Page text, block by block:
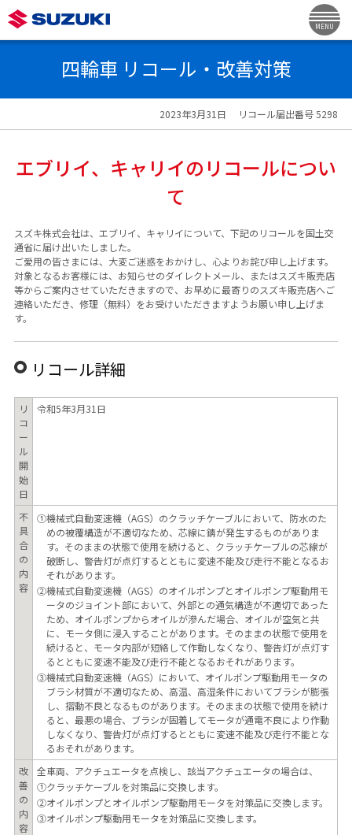
MENU
四輪車 リコール・改善対策
2023年3月31日 リコール届出番号 5298
エブリイ、キャリイのリコールについ
て
スズキ株式会社は、エブリイ、キャリイについて、下記のリコールを国土交
通省に届け出いたしました。
ご愛用の皆さまには、大変ご迷惑をおかけし、心よりお詫び申し上げます。
対象となるお客様には、お知らせのダイレクトメール、またはスズキ販売店
等からご案内させていただきますので、お早めに最寄りのスズキ販売店へご
連絡いただき、修理（無料）をお受けいただきますようお願い申し上げま
す。
リコール詳細
リ
コ
ー
ル
開
始
日
令和5年3月31日
不
具
合
の
内
容
①機械式自動変速機（AGS）のクラッチケーブルにおいて、防水のた
めの被覆構造が不適切なため、芯線に錆が発生するものがありま
す。そのままの状態で使用を続けると、クラッチケーブルの芯線が
破断し、警告灯が点灯するとともに変速不能及び走行不能となるお
それがあります。
②機械式自動変速機（AGS）のオイルポンプとオイルポンプ駆動用モ
ータのジョイント部において、外部との通気構造が不適切であった
ため、オイルポンプからオイルが滲んだ場合、オイルが空気と共
に、モータ側に浸入することがあります。そのままの状態で使用を
続けると、モータ内部が短絡して作動しなくなり、警告灯が点灯す
るとともに変速不能及び走行不能となるおそれがあります。
③機械式自動変速機（AGS）において、オイルポンプ駆動用モータの
ブラシ材質が不適切なため、高温、高湿条件においてブラシが膨張
し、摺動不良となるものがあります。そのままの状態で使用を続け
ると、最悪の場合、ブラシが固着してモータが通電不良により作動
しなくなり、警告灯が点灯するとともに変速不能及び走行不能とな
るおそれがあります。
改
善
の
内
容
全車両、アクチュエータを点検し、該当アクチュエータの場合は、
①クラッチケーブルを対策品に交換します。
②オイルポンプとオイルポンプ駆動用モータを対策品に交換します。
③オイルポンプ駆動用モータを対策品に交換します。